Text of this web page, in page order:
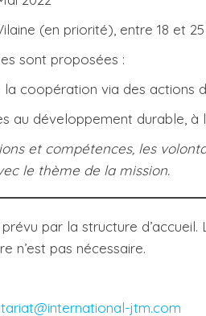
(en priorité), entre 18 et
sont proposées :
coopération via des actions
au développement durable, à
et compétences, les
le thème de la mission.
prévu par la structure
n’est pas nécessaire.
jtm.com